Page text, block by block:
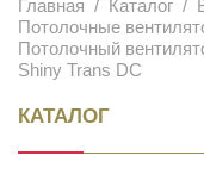
Главная Каталог
Потолочные
Потолочный
Shiny Trans DC
КАТАЛОГ